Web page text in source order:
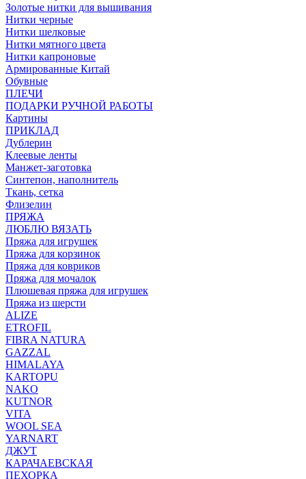
Золотые нитки для вышивания
Нитки черные
Нитки шелковые
Нитки мятного цвета
Нитки капроновые
Армированные Китай
Обувные
ПЛЕЧИ
ПОДАРКИ РУЧНОЙ РАБОТЫ
Картины
ПРИКЛАД
Дублерин
Клеевые ленты
Манжет-заготовка
Синтепон, наполнитель
Ткань, сетка
Флизелин
ПРЯЖА
ЛЮБЛЮ ВЯЗАТЬ
Пряжа для игрушек
Пряжа для корзинок
Пряжа для ковриков
Пряжа для мочалок
Плюшевая пряжа для игрушек
Пряжа из шерсти
ALIZE
ETROFIL
FIBRA NATURA
GAZZAL
HIMALAYA
KARTOPU
NAKO
KUTNOR
VITA
WOOL SEA
YARNART
ДЖУТ
КАРАЧАЕВСКАЯ
ПЕХОРКА